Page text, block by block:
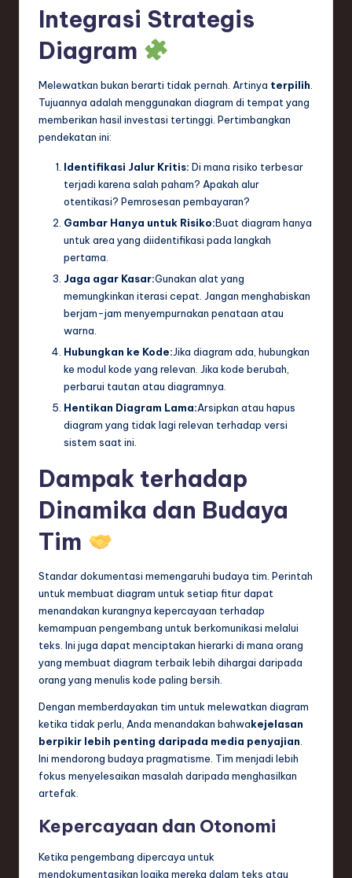
Integrasi Strategis
Diagram
Melewatkan bukan berarti tidak pernah. Artinya terpilih
Tujuannya adalah menggunakan diagram di tempat yang
memberikan hasil investasi tertinggi. Pertimbangkan
pendekatan ini:
Identifikasi Jalur Kritis: Di mana risiko terbesar
terjadi karena salah paham? Apakah alur
otentikasi? Pemrosesan pembayaran?
Gambar Hanya untuk Risiko:Buat diagram hanya
untuk area yang diidentifikasi pada langkah
pertama.
Jaga agar Kasar:Gunakan alat yang
memungkinkan iterasi cepat. Jangan menghabiskan
berjam-jam menyempurnakan penataan atau
warna.
Hubungkan ke Kode:Jika diagram ada, hubungkan
ke modul kode yang relevan. Jika kode berubah,
perbarui tautan atau diagramnya.
Hentikan Diagram Lama:Arsipkan atau hapus
diagram yang tidak lagi relevan terhadap versi
sistem saat ini.
Dampak terhadap
Dinamika dan Budaya
Tim
Standar dokumentasi memengaruhi budaya tim. Perintah
untuk membuat diagram untuk setiap fitur dapat
menandakan kurangnya kepercayaan terhadap
kemampuan pengembang untuk berkomunikasi melalui
teks. Ini juga dapat menciptakan hierarki di mana orang
yang membuat diagram terbaik lebih dihargai daripada
orang yang menulis kode paling bersih.
Dengan memberdayakan tim untuk melewatkan diagram
ketika tidak perlu, Anda menandakan bahwakejelasan
berpikir lebih penting daripada media penyajian
Ini mendorong budaya pragmatisme. Tim menjadi lebih
fokus menyelesaikan masalah daripada menghasilkan
artefak.
Kepercayaan dan Otonomi
Ketika pengembang dipercaya untuk
mendokumentasikan logika mereka dalam teks atau